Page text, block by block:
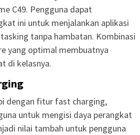
C49. Pengguna dapat
ini untuk menjalankan aplikasi
tanpa hambatan. Kombinasi
yang optimal membuatnya
di kelasnya.
dengan fitur fast charging,
untuk mengisi daya perangkat
nilai tambah untuk pengguna